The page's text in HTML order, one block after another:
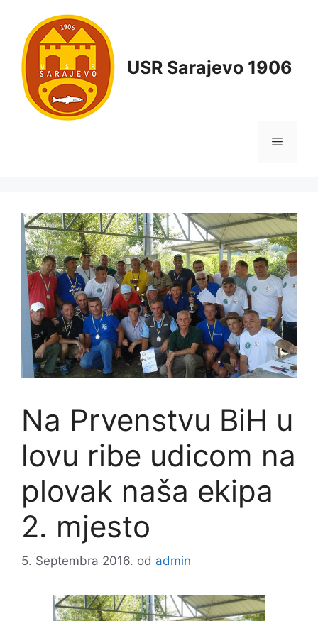
USR Sarajevo 1906
Na Prvenstvu BiH u
lovu ribe udicom na
plovak naša ekipa
2. mjesto
5. Septembra 2016. od admin